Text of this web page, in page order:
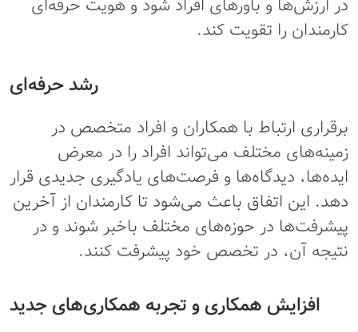
کارمندان را تقویت کند.
رشد حرفه‌ای
برقراری ارتباط با همکاران و افراد متخصص در
زمینه‌های مختلف می‌تواند افراد را در معرض
ایده‌ها، دیدگاه‌ها و فرصت‌های یادگیری جدیدی قرار
دهد. این اتفاق باعث می‌شود تا کارمندان از آخرین
پیشرفت‌ها در حوزه‌های مختلف باخبر شوند و در
نتیجه آن، در تخصص خود پیشرفت کنند.
افزایش همکاری و تجربه همکاری‌های جدید